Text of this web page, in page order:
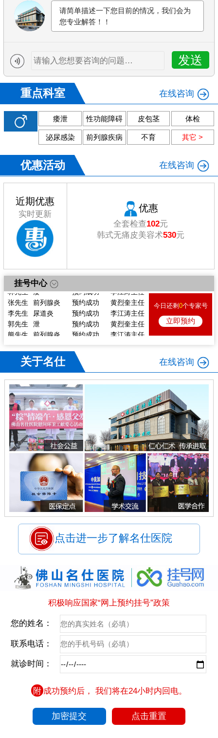
请简单描述一下您目前的情况，我们会为
您专业解答！！
发送
重点科室 在线咨询
痿泄 性功能障碍 皮包茎 体检
泌尿感染 前列腺疾病 不育 其它 >
优惠活动 在线咨询
近期优惠
实时更新
优惠
全套检查102元
韩式无痛皮美容术530元
挂号中心
戴先生 痿 预约成功
陈向东主任
李先生 体检 预约成功
陈向东主任
林先生
痿
张先生
前列腺炎 预约成功
黄烈奎主任
李先生
尿道炎 预约成功
李江涛主任
郭先生
泄 预约成功
黄烈奎主任
熊先生
前列腺炎 预约成功
李江涛主任
李先生 体检 预约成功
林先生
痿 预约成功
张先生 前列腺炎 预约成功
黄烈奎主任
李先生 尿道炎 预约成功 李江涛主任
今日还剩 0个专家号
立即预约
关于名仕 在线咨询
点击进一步了解名仕医院
积极响应国家“网上预约挂号”政策
您的姓名：
联系电话：
就诊时间：
附 成功预约后， 我们将在24小时内回电。